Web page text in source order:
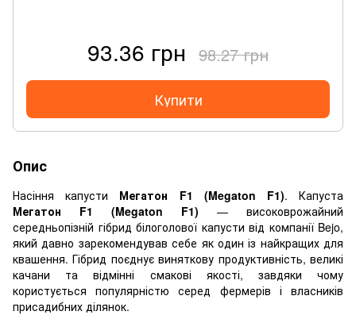
93.36 грн 98.27 грн
Купити
Опис
Насіння капусти Мегатон F1 (Megaton F1). Капуста
Мегатон F1 (Megaton F1) — високоврожайний
середньопізній гібрид білоголової капусти від компанії Bejo,
який давно зарекомендував себе як один із найкращих для
квашення. Гібрид поєднує виняткову продуктивність, великі
качани та відмінні смакові якості, завдяки чому
користується популярністю серед фермерів і власників
присадибних ділянок.